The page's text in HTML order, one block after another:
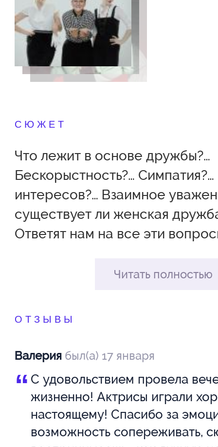
СЮЖЕТ
Что лежит в основе дружбы?…
Бескорыстность?…
интересов?… Взаимное
существует ли женская
Ответят нам на все эти
из которых купила абсолютно
баснословную сумму.
Эта история будет близка
девушкам, женщинам всех
стран, профессий. Многие
героинях себя, и, толкнув
лучшую подружку скажут: «Ну
Читать полностью
ОТЗЫВЫ
Валерия был(а) 17 января
“ С удовольствием провела
жизненно! Актрисы играли
настоящему! Спасибо за
возможность сопереживать,